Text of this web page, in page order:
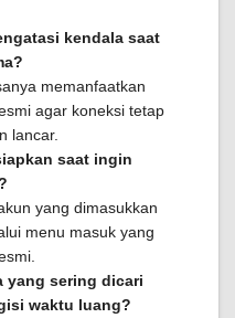
kendala saat
memanfaatkan
agar koneksi tetap
lancar.
saat ingin
yang dimasukkan
menu masuk yang
yang sering dicari
waktu luang?